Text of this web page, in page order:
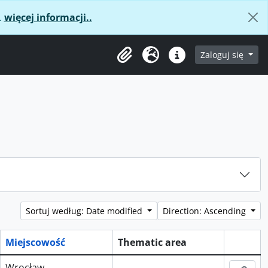
więcej informacji..
Clipboard
Język Podręczne linki
Zaloguj się
Sortuj według: Date modified Direction: Ascending
Miejscowość
Thematic area